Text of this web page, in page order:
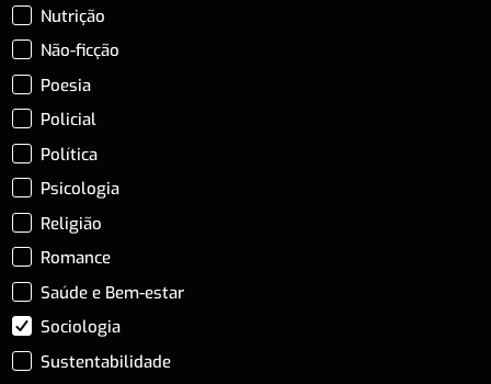
Nutrição
Não-ficção
Poesia
Policial
Política
Psicologia
Religião
Romance
Saúde e Bem-estar
Sociologia
Sustentabilidade